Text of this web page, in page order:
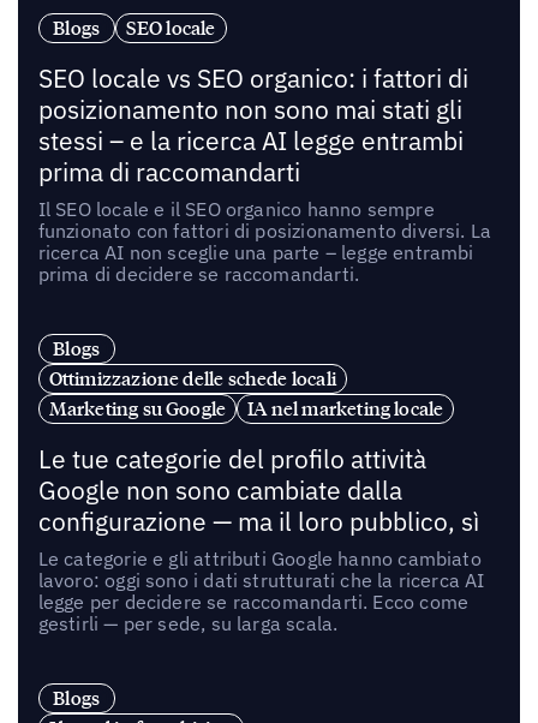
Blogs SEO locale
SEO locale vs SEO organico: i fattori di
posizionamento non sono mai stati gli
stessi – e la ricerca AI legge entrambi
prima di raccomandarti
Il SEO locale e il SEO organico hanno sempre
funzionato con fattori di posizionamento diversi. La
ricerca AI non sceglie una parte – legge entrambi
prima di decidere se raccomandarti.
Blogs
Ottimizzazione delle schede locali
Marketing su Google
IA nel marketing locale
Le tue categorie del profilo attività
Google non sono cambiate dalla
configurazione — ma il loro pubblico, sì
Le categorie e gli attributi Google hanno cambiato
lavoro: oggi sono i dati strutturati che la ricerca AI
legge per decidere se raccomandarti. Ecco come
gestirli — per sede, su larga scala.
Blogs